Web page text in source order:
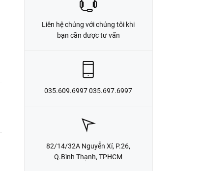
Liên hệ chúng với chúng tôi khi
bạn cần được tư vấn
035.609.6997 035.697.6997
82/14/32A Nguyễn Xí, P.26,
Q.Bình Thạnh, TPHCM